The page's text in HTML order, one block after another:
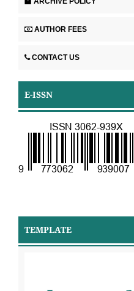
AUTHOR FEES
CONTACT US
E-ISSN
TEMPLATE